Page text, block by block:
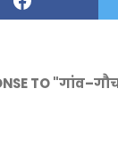
TO